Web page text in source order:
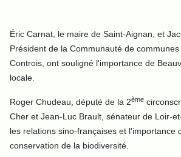
Éric Carnat, le maire de Saint-Aignan, et
Président de la Communauté de
Controis, ont souligné l'importance de
locale.
Roger Chudeau, député de la 2ème
Cher et Jean-Luc Brault, sénateur de Loir-
les relations sino-françaises et l'importance
conservation de la biodiversité.